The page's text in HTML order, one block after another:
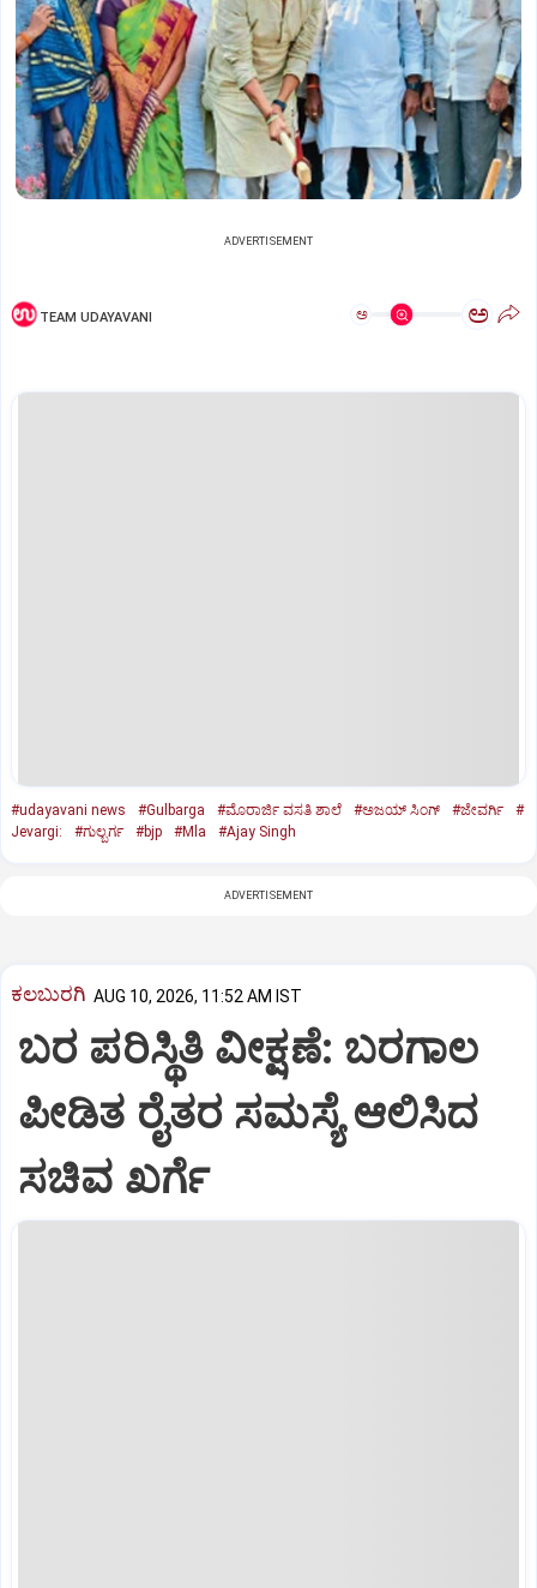
ADVERTISEMENT
TEAM UDAYAVANI ಅ ಅ
#udayavani news #Gulbarga #ಮೊರಾರ್ಜಿ ವಸತಿ ಶಾಲೆ #ಅಜಯ್‌ ಸಿಂಗ್‌ #ಜೇವರ್ಗಿ
#
Jevargi:
#ಗುಲ್ಬರ್ಗ #bjp #Mla #Ajay Singh
ADVERTISEMENT
ಕಲಬುರಗಿ AUG 10, 2026, 11:52 AM IST
ಬರ ಪರಿಸ್ಥಿತಿ ವೀಕ್ಷಣೆ: ಬರಗಾಲ
ಪೀಡಿತ ರೈತರ ಸಮಸ್ಯೆ ಆಲಿಸಿದ
ಸಚಿವ ಖರ್ಗೆ